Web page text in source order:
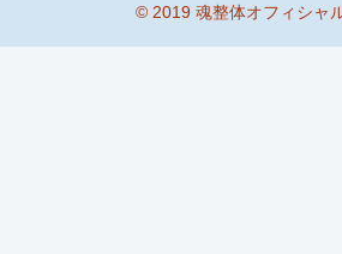
© 2019 魂整体オフィシャ